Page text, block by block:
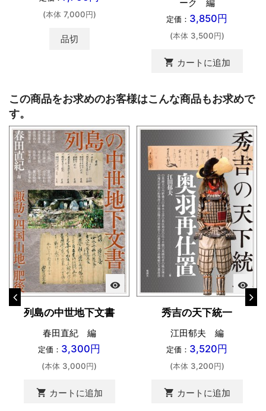
(本体 7,000円)
品切
ーク 編
定価： 3,850円
(本体 3,500円)
shopping_cart カートに追加
この商品をお求めのお客様はこんな商品もお求めで
す。
visibility
列島の中世地下文書
春田直紀 編
定価： 3,300円
(本体 3,000円)
shopping_cart カートに追加
visibility
秀吉の天下統一
江田郁夫 編
定価： 3,520円
(本体 3,200円)
shopping_cart カートに追加